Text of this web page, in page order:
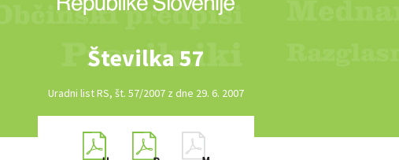
Številka 57
Uradni list RS, št. 57/2007 z dne 29. 6. 2007